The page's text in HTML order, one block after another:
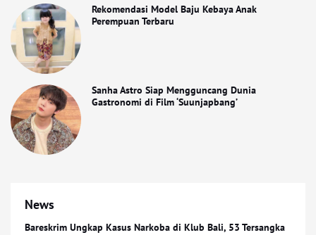
Rekomendasi Model Baju Kebaya Anak
Perempuan Terbaru
Sanha Astro Siap Mengguncang Dunia
Gastronomi di Film ‘Suunjapbang’
News
Bareskrim Ungkap Kasus Narkoba di Klub Bali, 53 Tersangka